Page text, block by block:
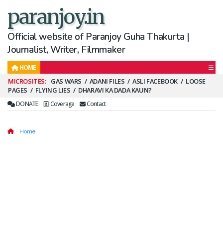
paranjoy.in
Official website of Paranjoy Guha Thakurta |
Journalist, Writer, Filmmaker
HOME
Secondary
Menu
GAS WARS ADANI FILES ASLI FACEBOOK
LOOSE
PAGES
FLYING LIES DHARAVI KA DADA KAUN?
DONATE Coverage Contact
Home